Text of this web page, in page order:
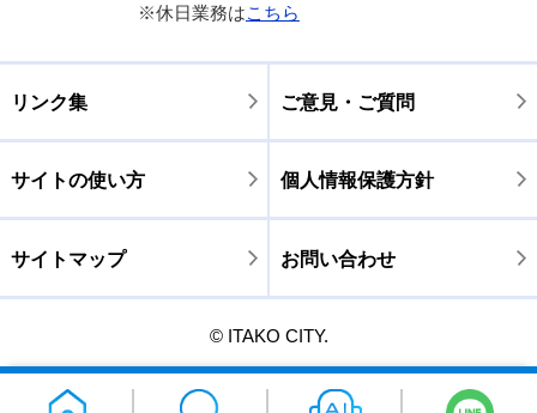
※休日業務はこちら
リンク集 ご意見・ご質問
サイトの使い方 個人情報保護方針
サイトマップ お問い合わせ
© ITAKO CITY.